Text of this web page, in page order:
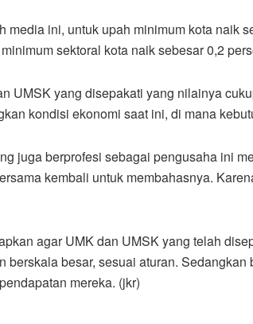
media ini, untuk upah minimum kota naik
sektoral kota naik sebesar 0,2
UMSK yang disepakati yang nilainya
kondisi ekonomi saat ini, di mana
juga berprofesi sebagai pengusaha ini
kembali untuk membahasnya.
agar UMK dan UMSK yang telah
berskala besar, sesuai aturan.
mereka. (jkr)